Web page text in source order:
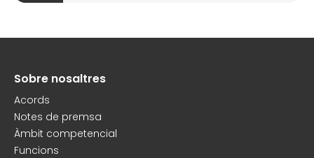
Peu
Sobre nosaltres
Acords
Notes de premsa
Àmbit competencial
Funcions